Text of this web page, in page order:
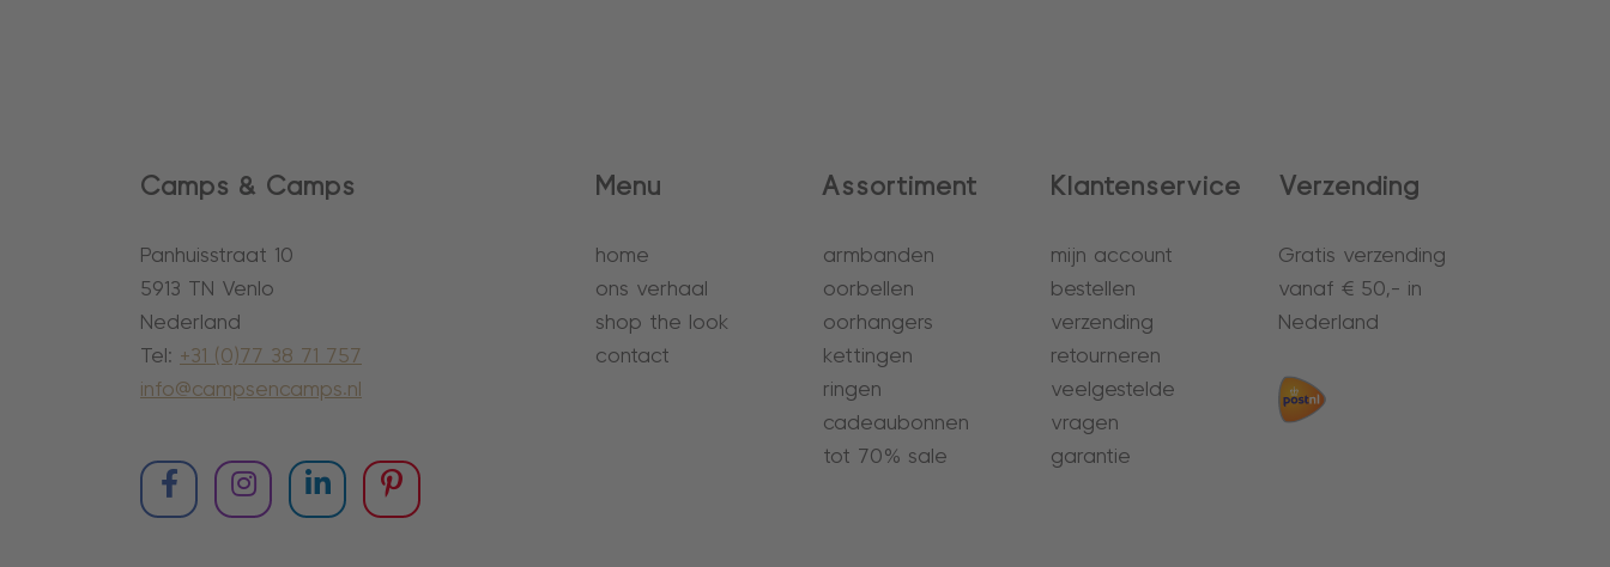
Camps & Camps
Panhuisstraat 10
5913 TN Venlo
Nederland
Tel: +31 (0)77 38 71 757
info@campsencamps.nl
Menu
home
ons verhaal
shop the look
contact
Assortiment
armbanden
oorbellen
oorhangers
kettingen
ringen
cadeaubonnen
tot 70% sale
Klantenservice
mijn account
bestellen
verzending
retourneren
veelgestelde
vragen
garantie
Verzending
Gratis verzending
vanaf € 50,- in
Nederland